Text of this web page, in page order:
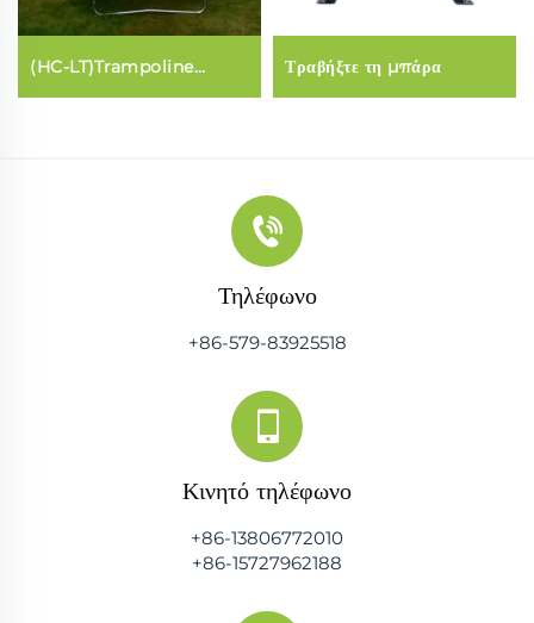
(HC-LT)Trampoline
(φιβρογλασσικό Λάνθερν
Τραβήξτε τη μπάρα
Τηλέφωνο
+86-579-83925518
Κινητό τηλέφωνο
+86-13806772010
+86-15727962188